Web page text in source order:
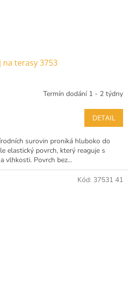
na terasy 3753
Termín dodání 1 - 2 týdny
DETAIL
surovin proniká hluboko do
elastický povrch, který reaguje s
vlhkosti. Povrch bez...
Kód: 37531 41